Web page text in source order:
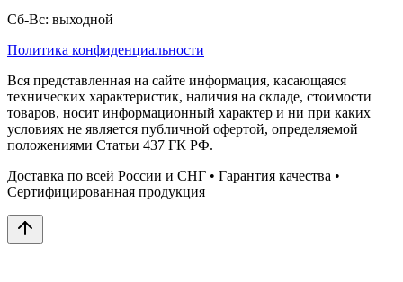
Сб-Вс: выходной
Политика конфиденциальности
Вся представленная на сайте информация, касающаяся
технических характеристик, наличия на складе, стоимости
товаров, носит информационный характер и ни при каких
условиях не является публичной офертой, определяемой
положениями Статьи 437 ГК РФ.
Доставка по всей России и СНГ • Гарантия качества •
Сертифицированная продукция